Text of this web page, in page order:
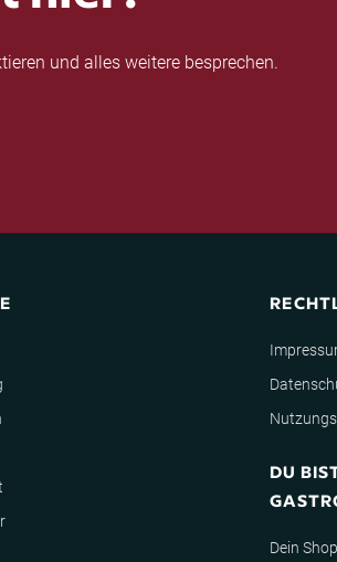
und alles weitere besprechen.
DU
Dein